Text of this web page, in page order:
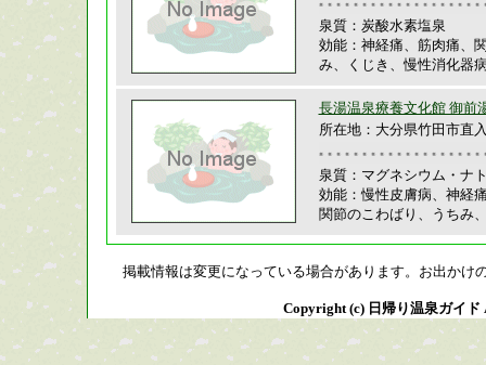
泉質：炭酸水素塩泉
効能：神経痛、筋肉痛、
み、くじき、慢性消化器
長湯温泉療養文化館 御前
所在地：大分県竹田市直
泉質：マグネシウム・ナ
効能：慢性皮膚病、神経
関節のこわばり、うちみ
掲載情報は変更になっている場合があります。お出かけ
Copyright (c) 日帰り温泉ガイド